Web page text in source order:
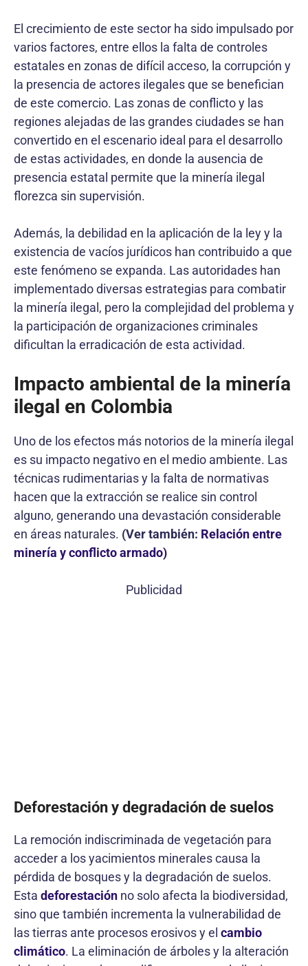
El crecimiento de este sector ha sido impulsado por
varios factores, entre ellos la falta de controles
estatales en zonas de difícil acceso, la corrupción y
la presencia de actores ilegales que se benefician
de este comercio. Las zonas de conflicto y las
regiones alejadas de las grandes ciudades se han
convertido en el escenario ideal para el desarrollo
de estas actividades, en donde la ausencia de
presencia estatal permite que la minería ilegal
florezca sin supervisión.
Además, la debilidad en la aplicación de la ley y la
existencia de vacíos jurídicos han contribuido a que
este fenómeno se expanda. Las autoridades han
implementado diversas estrategias para combatir
la minería ilegal, pero la complejidad del problema y
la participación de organizaciones criminales
dificultan la erradicación de esta actividad.
Impacto ambiental de la minería
ilegal en Colombia
Uno de los efectos más notorios de la minería ilegal
es su impacto negativo en el medio ambiente. Las
técnicas rudimentarias y la falta de normativas
hacen que la extracción se realice sin control
alguno, generando una devastación considerable
en áreas naturales. (Ver también: Relación entre
minería y conflicto armado)
Publicidad
Deforestación y degradación de suelos
La remoción indiscriminada de vegetación para
acceder a los yacimientos minerales causa la
pérdida de bosques y la degradación de suelos.
Esta deforestación no solo afecta la biodiversidad,
sino que también incrementa la vulnerabilidad de
las tierras ante procesos erosivos y el cambio
climático. La eliminación de árboles y la alteración